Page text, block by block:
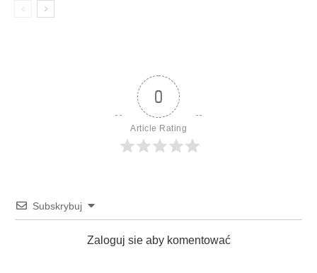
0
Article Rating
Subskrybuj
Zaloguj sie aby komentować